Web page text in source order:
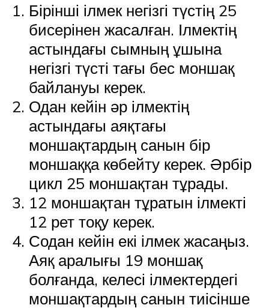
Бірінші ілмек негізгі түстің 25
бисерінен жасалған. Ілмектің
астындағы сымның ұшына
негізгі түсті тағы бес моншақ
байлануы керек.
Одан кейін әр ілмектің
астындағы аяқтағы
моншақтардың санын бір
моншаққа көбейту керек. Әрбір
цикл 25 моншақтан тұрады.
12 моншақтан тұратын ілмекті
12 рет тоқу керек.
Содан кейін екі ілмек жасаңыз.
Аяқ аралығы 19 моншақ
болғанда, келесі ілмектердегі
моншақтардың санын тиісінше